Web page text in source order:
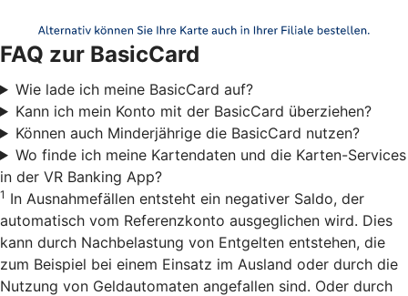
FAQ zur BasicCard
Wie lade ich meine BasicCard auf?
Kann ich mein Konto mit der BasicCard überziehen?
Können auch Minderjährige die BasicCard nutzen?
Wo finde ich meine Kartendaten und die Karten-Services
in der VR Banking App?
1 In Ausnahmefällen entsteht ein negativer Saldo, der
automatisch vom Referenzkonto ausgeglichen wird. Dies
kann durch Nachbelastung von Entgelten entstehen, die
zum Beispiel bei einem Einsatz im Ausland oder durch die
Nutzung von Geldautomaten angefallen sind. Oder durch